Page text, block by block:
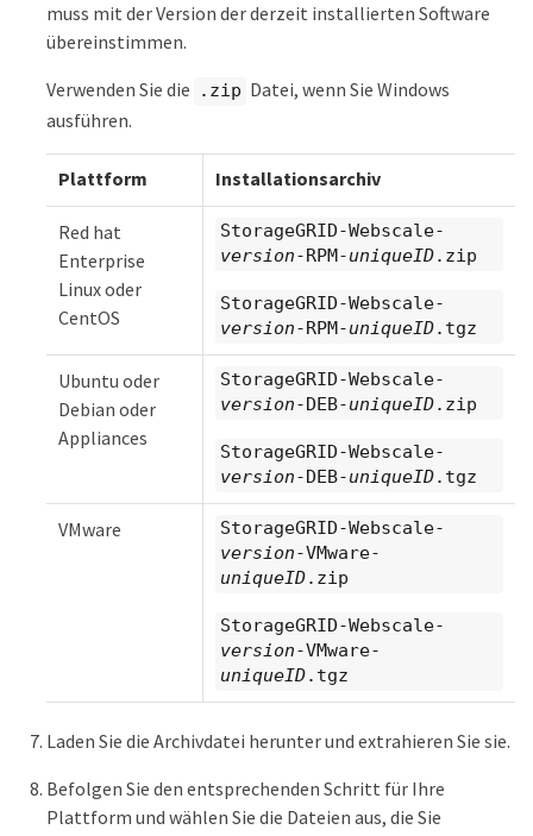
muss mit der Version der derzeit installierten Software
übereinstimmen.
Verwenden Sie die
.zip Datei, wenn Sie Windows
ausführen.
Plattform Installationsarchiv
Red hat
Enterprise
Linux oder
CentOS
StorageGRID-Webscale-
version-RPM-uniqueID.zip
StorageGRID-Webscale-
version-RPM-uniqueID.tgz
Ubuntu oder
Debian oder
Appliances
StorageGRID-Webscale-
version-DEB-uniqueID.zip
StorageGRID-Webscale-
version-DEB-uniqueID.tgz
VMware
StorageGRID-Webscale-
version-VMware-
uniqueID.zip
StorageGRID-Webscale-
version-VMware-
uniqueID.tgz
Laden Sie die Archivdatei herunter und extrahieren Sie sie.
Befolgen Sie den entsprechenden Schritt für Ihre
Plattform und wählen Sie die Dateien aus, die Sie